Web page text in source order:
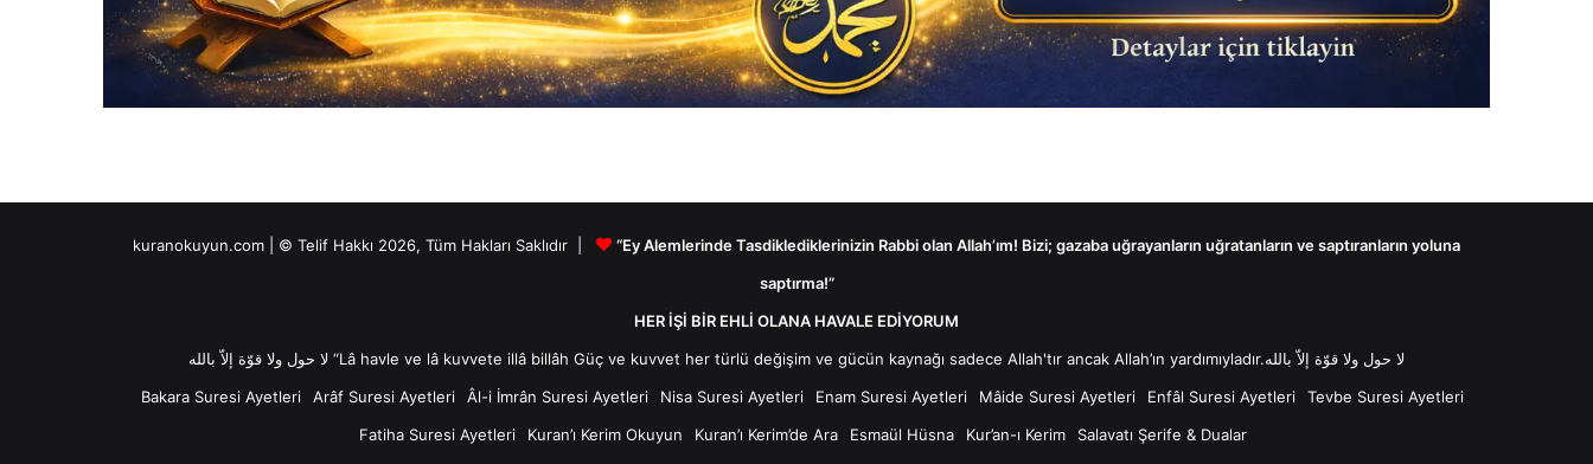
kuranokuyun.com | © Telif Hakkı 2026, Tüm Hakları Saklıdır |
“Ey Alemlerinde Tasdiklediklerinizin Rabbi olan Allah’ım! Bizi; gazaba uğrayanların uğratanların ve saptıranların yoluna
saptırma!”
HER İŞİ BİR EHLİ OLANA HAVALE EDİYORUM
لا حول ولا قوّة إلاّ بالله “Lâ havle ve lâ kuvvete illâ billâh Güç ve kuvvet her türlü değişim ve gücün kaynağı sadece Allah'tır ancak Allah’ın yardımıyladır.لا حول ولا قوّة إلاّ بالله
Bakara Suresi Ayetleri
Arâf Suresi Ayetleri Âl-i İmrân Suresi Ayetleri Nisa Suresi Ayetleri Enam Suresi Ayetleri Mâide Suresi Ayetleri Enfâl Suresi Ayetleri
Tevbe Suresi Ayetleri
Fatiha Suresi Ayetleri
Kuran’ı Kerim Okuyun Kuran’ı Kerim’de Ara Esmaül Hüsna Kur’an-ı Kerim Salavatı Şerife & Dualar